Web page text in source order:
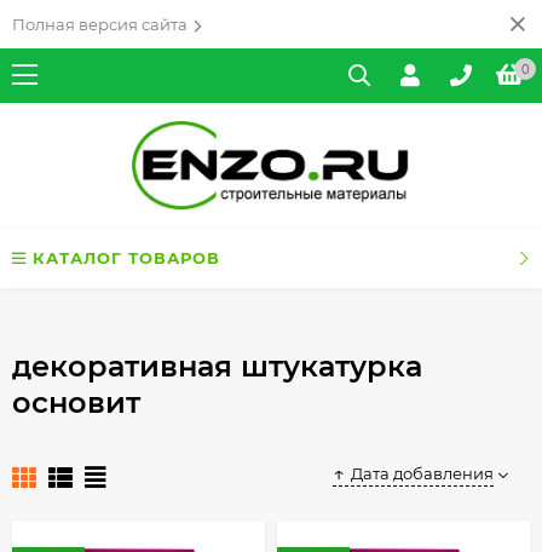
Полная версия сайта
0
КАТАЛОГ ТОВАРОВ
декоративная штукатурка
основит
Дата добавления